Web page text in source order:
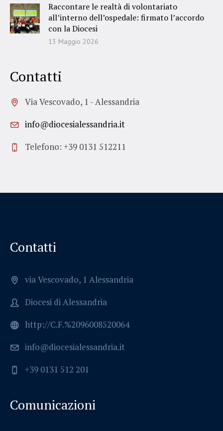
Raccontare le realtà di volontariato
all’interno dell’ospedale: firmato l’accordo
con la Diocesi
13 Maggio 2026
Contatti
Via Vescovado, 1 - Alessandria
info@diocesialessandria.it
Telefono: +39 0131 512211
Contatti
via Vescovado, 1 Alessandria
Diocesi di Alessandria
http://C.F.%2096008520064
info@diocesialessandria.it
+39 0131 512 201
Comunicazioni